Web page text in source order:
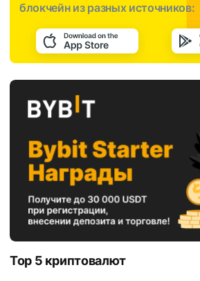
блокчейн из разных источников:
Top 5 криптовалют